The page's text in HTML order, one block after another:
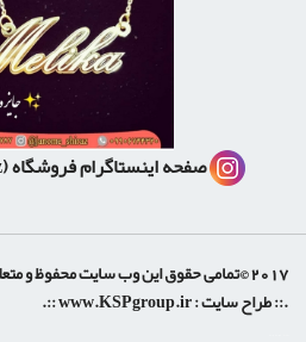
صفحه اینستاگرام فروشگاه(janome_shiraz@)
2017 ©تمامی حقوق این وب سایت محفوظ و متعلق به شیراز ژانومه می باشد.
.:: طراح سایت :www.KSPgroup.ir
::.